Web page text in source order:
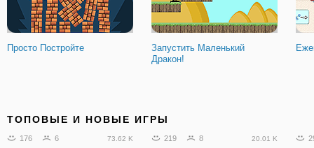
Просто Постройте
Запустить Маленький
Дракон!
ТОПОВЫЕ И НОВЫЕ ИГРЫ
176 6 73.62 K 219 8 20.01 K